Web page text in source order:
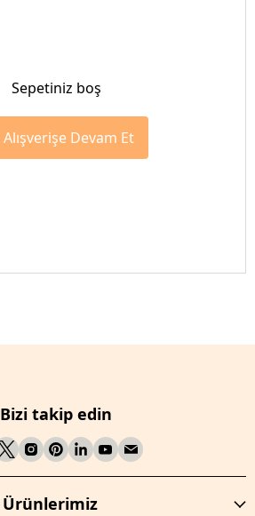
Sepetiniz boş
Alışverişe Devam Et
Bizi takip edin
Ürünlerimiz